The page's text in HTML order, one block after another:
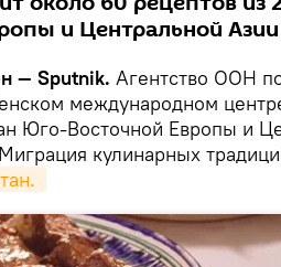
и Центральной Азии
— Sputnik. Агентство ООН
международном
Юго-Восточной Европы и
кулинарных